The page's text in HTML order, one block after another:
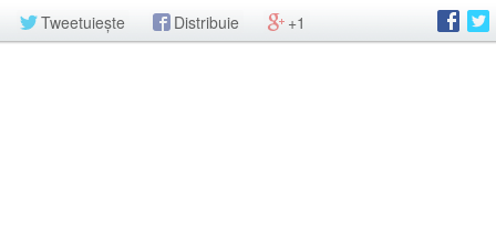
Tweetuiește Distribuie +1